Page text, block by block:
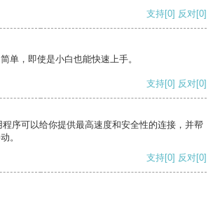
支持[0] 反对[0]
单，即使是小白也能快速上手。
支持[0] 反对[0]
序可以给你提供最高速度和安全性的连接，并帮
。
支持[0] 反对[0]